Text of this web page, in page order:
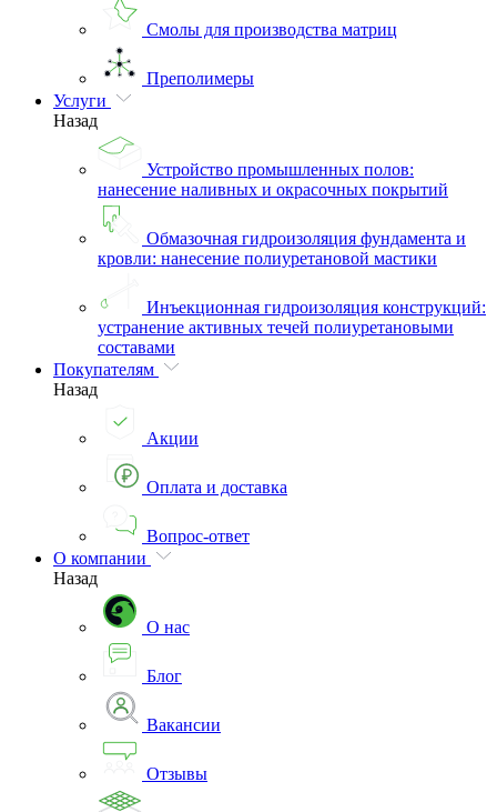
Смолы для производства матриц
Преполимеры
Услуги
Назад
Устройство промышленных полов:
нанесение наливных и окрасочных покрытий
Обмазочная гидроизоляция фундамента и
кровли: нанесение полиуретановой мастики
Инъекционная гидроизоляция конструкций:
устранение активных течей полиуретановыми
составами
Покупателям
Назад
Акции
Оплата и доставка
Вопрос-ответ
О компании
Назад
О нас
Блог
Вакансии
Отзывы